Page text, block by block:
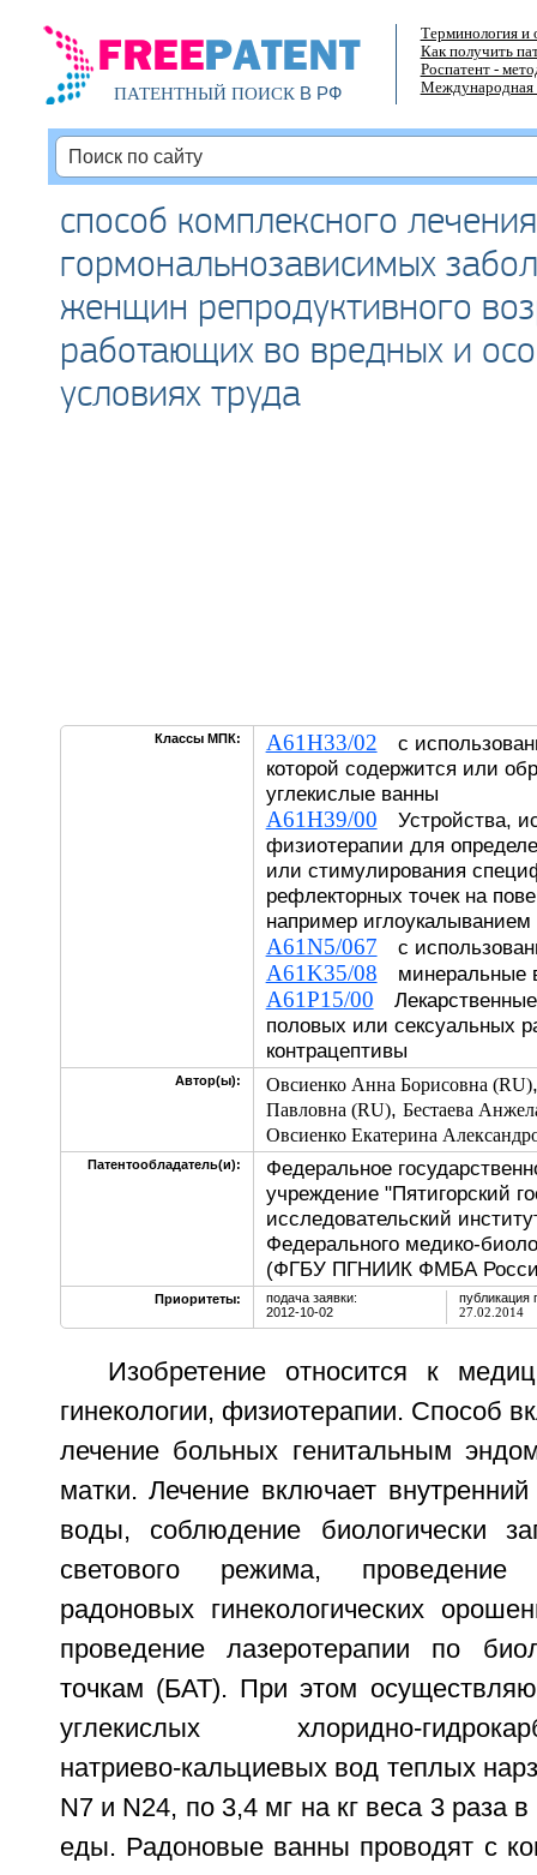
ПАТЕНТНЫЙ ПОИСКВ РФ
Терминология и
Как получить
Роспатент -
Международная
способ комплексного
гормональнозависимых
женщин репродуктивного
работающих во вредных и
условиях труда
Классы МПК: A61H33/02 с
которой содержится или
углекислые ванны
A61H39/00 Устройства,
физиотерапии для
или стимулирования
рефлекторных точек на
например иглоукалыванием
A61N5/067 с
A61K35/08 минеральные
A61P15/00
половых или сексуальных
контрацептивы
Автор(ы): Овсиенко Анна Борисовна (RU)
Павловна (RU), Бестаева
Овсиенко Екатерина
Патентообладатель(и):
Федеральное
учреждение "Пятигорский
исследовательский
Федерального медико-
(ФГБУ ПГНИИК ФМБА
Приоритеты:
подача заявки:
2012-10-02
публикация
27.02.2014
Изобретение относится к
гинекологии, физиотерапии. Способ
лечение больных генитальным
матки. Лечение включает
воды, соблюдение биологически
светового режима,
радоновых гинекологических
проведение лазеротерапии по
точкам (БАТ). При этом
углекислых хлоридно-
натриево-кальциевых вод теплых
N7 и N24, по 3,4 мг на кг веса 3 раза
еды. Радоновые ванны проводят с